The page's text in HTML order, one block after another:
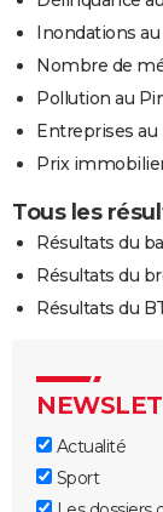
Inondations
Nombre de
Pollution au
Entreprises au
Prix
Tous les
Résultats du
Résultats du
Résultats du
Actualité
Sport